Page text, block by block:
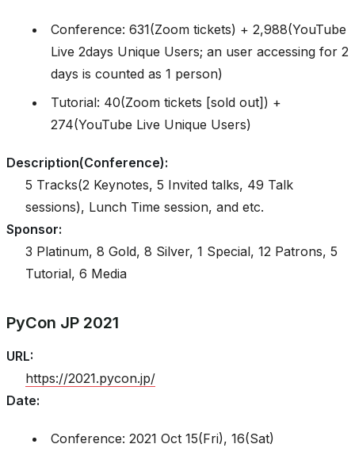
Conference: 631(Zoom tickets) + 2,988(YouTube
Live 2days Unique Users; an user accessing for 2
days is counted as 1 person)
Tutorial: 40(Zoom tickets [sold out]) +
274(YouTube Live Unique Users)
Description(Conference):
5 Tracks(2 Keynotes, 5 Invited talks, 49 Talk
sessions), Lunch Time session, and etc.
Sponsor:
3 Platinum, 8 Gold, 8 Silver, 1 Special, 12 Patrons, 5
Tutorial, 6 Media
PyCon JP 2021
URL:
https://2021.pycon.jp/
Date:
Conference: 2021 Oct 15(Fri), 16(Sat)